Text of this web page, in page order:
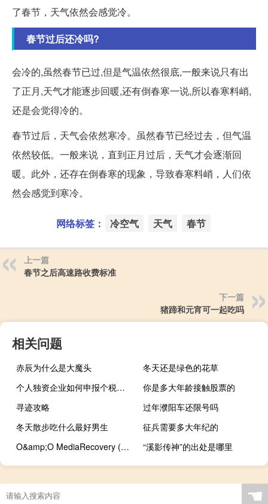
了春节，天气依然会感觉冷。
春节过后还冷吗?
会冷的,虽然春节已过,但是气温依然很底,一般来说只有出
了正月,天气才能逐步回暖,还有倒春寒一说,所以春寒料峭,
还是会觉得冷的。
春节过后，天气会依然寒冷。虽然春节已经过去，但气温
依然较低。一般来说，直到正月过后，天气才会逐渐回
暖。此外，还存在倒春寒的现象，导致春寒料峭，人们依
然会感觉到寒冷。
网络标签： 冷空气 天气 春节
上一篇
春节之后高速路收费标准
下一篇
猪蹄和元宵可一起吃吗
相关问题
赤辰为什么是大魔头
冬天还是绿色的花草
个人独资企业如何申报个税流程
你是多大年龄接触股票的
寻迹攻略
过年濮阳车还限号吗
冬天散步吃什么最好男生
征兵需要多大年纪的
O&amp;O MediaRecovery (数据恢复) V4.1 Build 1334 绿色汉化版（O&amp;O MediaRecovery (数据恢复) V4.1 Build 1334 绿色汉化版功能简介）
“溪影传神”的出处是哪里
☚